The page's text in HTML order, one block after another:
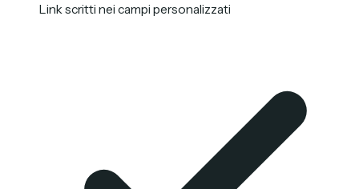
Link scritti nei campi personalizzati